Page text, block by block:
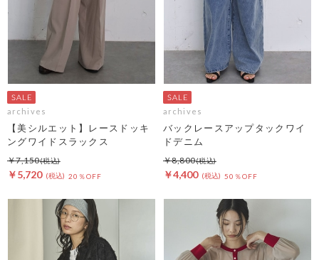
archives
【美シルエット】レースドッキ
ングワイドスラックス
￥5,720 20％OFF
￥7,150
archives
バックレースアップタックワイ
ドデニム
￥4,400 50％OFF
￥8,800